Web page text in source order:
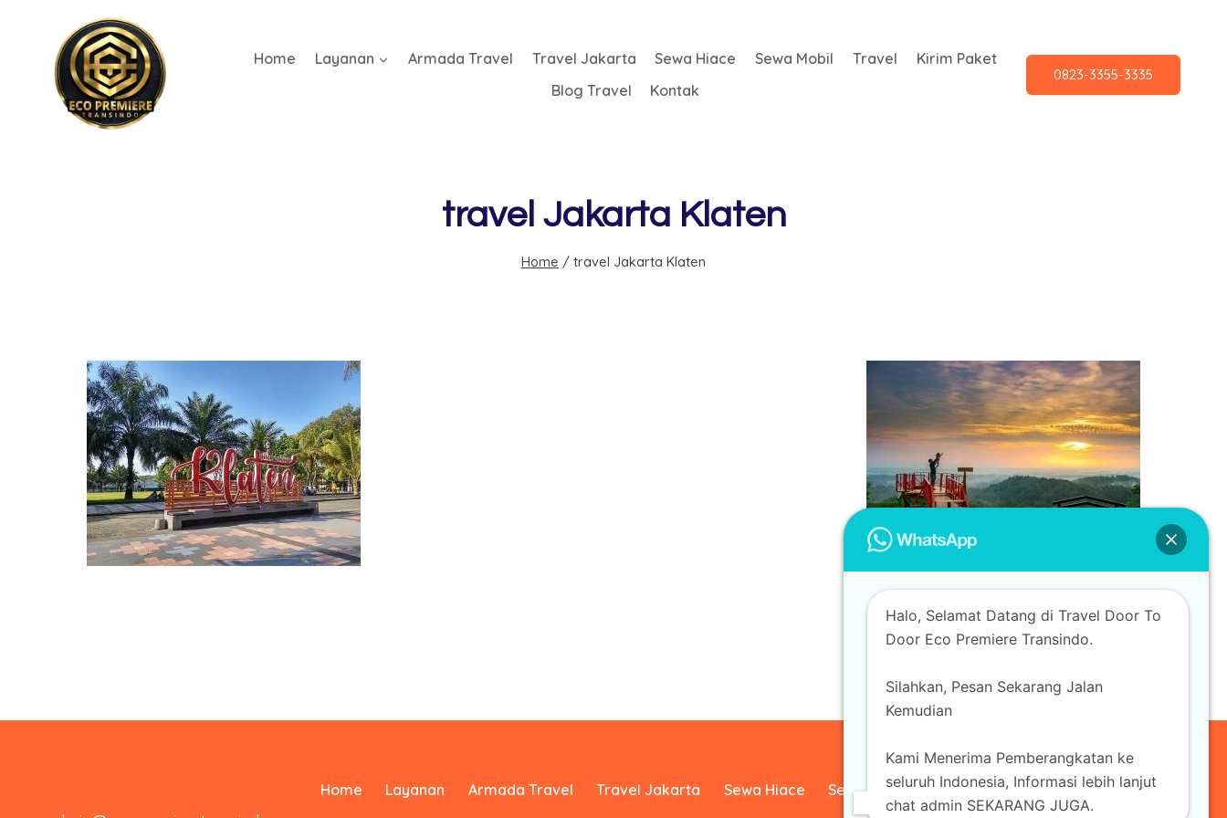
Home Layanan Armada Travel Travel Jakarta Sewa Hiace Sewa Mobil Travel
Kirim Paket
Blog Travel
Kontak
0823-3355-3335
travel Jakarta Klaten
Home / travel Jakarta Klaten
Home Layanan Armada Travel Travel Jakarta Sewa Hiace
Sewa Mobil
Halo, Selamat Datang di Travel Door To
Door Eco Premiere Transindo.
Silahkan, Pesan Sekarang Jalan
Kemudian
Kami Menerima Pemberangkatan ke
seluruh Indonesia, Informasi lebih lanjut
chat admin SEKARANG JUGA.